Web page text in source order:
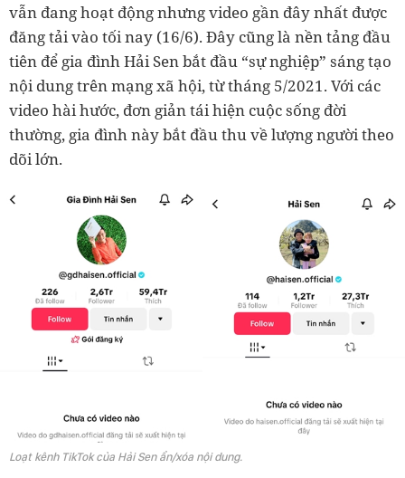
vẫn đang hoạt động nhưng video gần đây nhất được
đăng tải vào tối nay (16/6). Đây cũng là nền tảng đầu
tiên để gia đình Hải Sen bắt đầu “sự nghiệp” sáng tạo
nội dung trên mạng xã hội, từ tháng 5/2021. Với các
video hài hước, đơn giản tái hiện cuộc sống đời
thường, gia đình này bắt đầu thu về lượng người theo
dõi lớn.
Loạt kênh TikTok của Hải Sen ẩn/xóa nội dung.